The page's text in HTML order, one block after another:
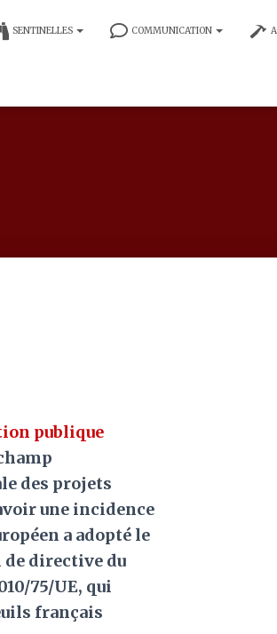
SENTINELLES COMMUNICATION
publique
des projets
une incidence
a adopté le
directive du
75/UE, qui
français